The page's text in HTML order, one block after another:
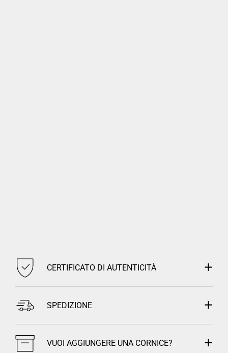
CERTIFICATO DI AUTENTICITÀ
SPEDIZIONE
VUOI AGGIUNGERE UNA CORNICE?